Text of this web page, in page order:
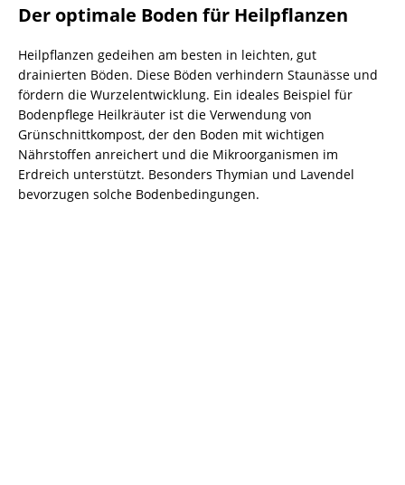
Der optimale Boden für Heilpflanzen
Heilpflanzen gedeihen am besten in leichten, gut
drainierten Böden. Diese Böden verhindern Staunässe und
fördern die Wurzelentwicklung. Ein ideales Beispiel für
Bodenpflege Heilkräuter ist die Verwendung von
Grünschnittkompost, der den Boden mit wichtigen
Nährstoffen anreichert und die Mikroorganismen im
Erdreich unterstützt. Besonders Thymian und Lavendel
bevorzugen solche Bodenbedingungen.